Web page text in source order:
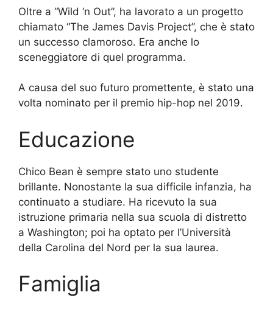
Oltre a “Wild ‘n Out”, ha lavorato a un progetto
chiamato “The James Davis Project”, che è stato
un successo clamoroso. Era anche lo
sceneggiatore di quel programma.
A causa del suo futuro promettente, è stato una
volta nominato per il premio hip-hop nel 2019.
Educazione
Chico Bean è sempre stato uno studente
brillante. Nonostante la sua difficile infanzia, ha
continuato a studiare. Ha ricevuto la sua
istruzione primaria nella sua scuola di distretto
a Washington; poi ha optato per l’Università
della Carolina del Nord per la sua laurea.
Famiglia